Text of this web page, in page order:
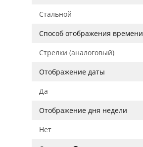
Стальной
Способ отображения времени
Стрелки (аналоговый)
Отображение даты
Да
Отображение дня недели
Нет